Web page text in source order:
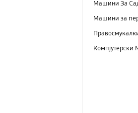
Машини Зa
Машини за
Компјутерски